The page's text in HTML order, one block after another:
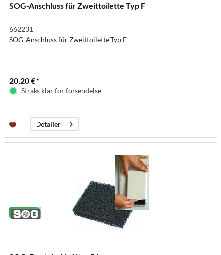
SOG-Anschluss für Zweittoilette Typ F
662231
SOG-Anschluss für Zweittoilette Typ F
20,20 € *
Straks klar for forsendelse
Detaljer